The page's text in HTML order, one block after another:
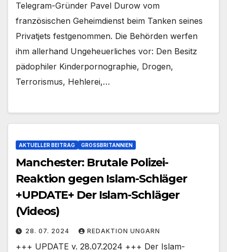
Telegram-Gründer Pavel Durow vom
französischen Geheimdienst beim Tanken seines
Privatjets festgenommen. Die Behörden werfen
ihm allerhand Ungeheuerliches vor: Den Besitz
pädophiler Kinderpornographie, Drogen,
Terrorismus, Hehlerei,…
AKTUELLER BEITRAG GROSSBRITANNIEN
Manchester: Brutale Polizei-
Reaktion gegen Islam-Schläger
+UPDATE+ Der Islam-Schläger
(Videos)
28. 07. 2024 REDAKTION UNGARN
+++ UPDATE v. 28.07.2024 +++ Der Islam-